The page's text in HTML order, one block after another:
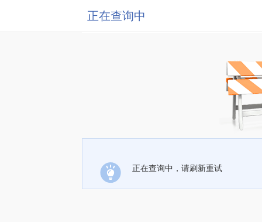
正在查询中
正在查询中，请刷新重试